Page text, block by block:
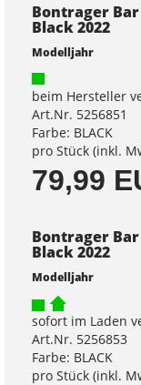
Bontrager Bar
Black 2022
Modelljahr
beim Hersteller
Art.Nr. 5256851
Farbe: BLACK
pro Stück (inkl.
79,99
Bontrager Bar
Black 2022
Modelljahr
sofort im Laden
Art.Nr. 5256853
Farbe: BLACK
pro Stück (inkl.